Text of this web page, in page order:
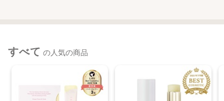
すべて の人気の商品